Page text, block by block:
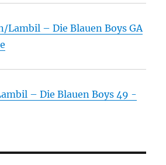
Lambil – Die Blauen Boys GA
– Die Blauen Boys 49 -